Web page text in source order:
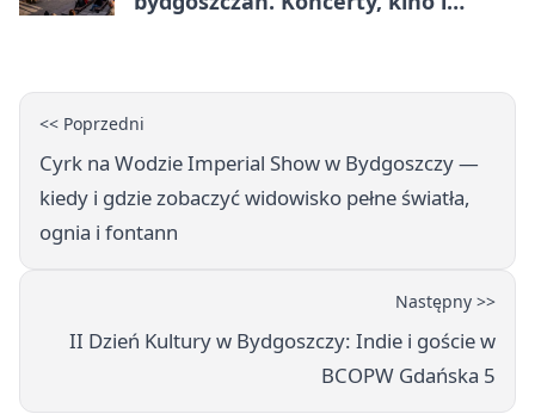
<< Poprzedni
Cyrk na Wodzie Imperial Show w Bydgoszczy —
kiedy i gdzie zobaczyć widowisko pełne światła,
ognia i fontann
Następny >>
II Dzień Kultury w Bydgoszczy: Indie i goście w
BCOPW Gdańska 5